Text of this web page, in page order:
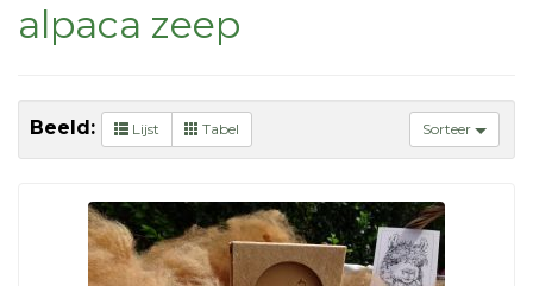
alpaca zeep
Sorteer
Beeld: Lijst Tabel